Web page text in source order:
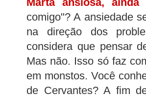
comigo"? A ansiedade
na direção dos
considera que pensar
Mas não. Isso só faz
em monstos. Você
de Cervantes? A fim